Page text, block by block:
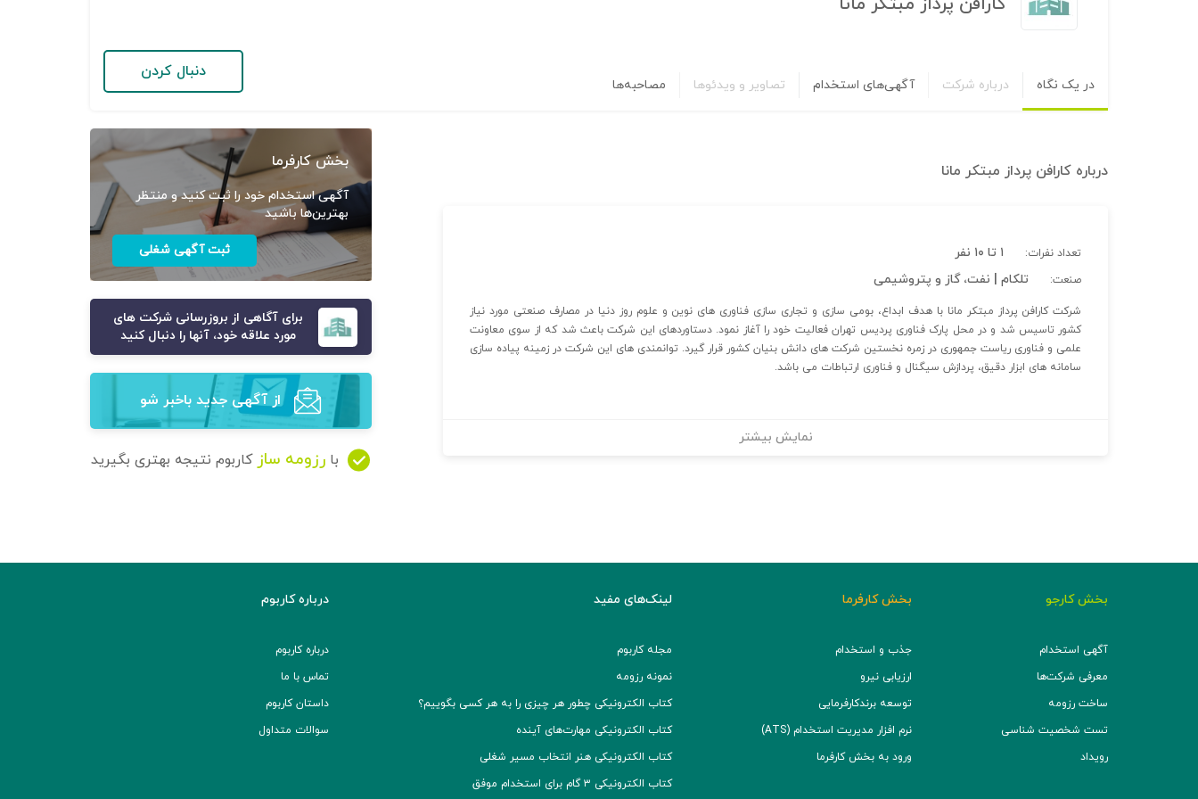
در یک نگاه درباره شرکت آگهی‌های استخدام تصاویر و ویدئوها مصاحبه‌ها
دنبال کردن
درباره کارافن پرداز مبتکر مانا
تعداد نفرات: ۱ تا ۱۰ نفر
صنعت: تلکام | نفت، گاز و پتروشیمی
شرکت کارافن پرداز مبتکر مانا با هدف ابداع، بومی سازی و تجاری سازی فناوری های نوین و علوم روز دنیا در مصارف صنعتی مورد نیاز
کشور تاسیس شد و در محل پارک فناوری پردیس تهران فعالیت خود را آغاز نمود. دستاوردهای این شرکت باعث شد که از سوی معاونت
علمی و فناوری ریاست جمهوری در زمره نخستین شرکت های دانش بنیان کشور قرار گیرد. توانمندی های این شرکت در زمینه پیاده سازی
سامانه های ابزار دقیق، پردازش سیگنال و فناوری ارتباطات می باشد.
نمایش بیشتر
بخش کارفرما
آگهی استخدام خود را ثبت کنید و منتظر
بهترین‌ها باشید
ثبت آگهی شغلی
برای آگاهی از بروزرسانی شرکت های
مورد علاقه خود، آنها را دنبال کنید
از آگهی‌ جدید باخبر شو
با رزومه ساز کاربوم نتیجه بهتری بگیرید
بخش کارجو
آگهی استخدام
معرفی شرکت‌ها
ساخت رزومه
تست شخصیت شناسی
رویداد
بخش کارفرما
جذب و استخدام
ارزیابی نیرو
توسعه برند‌کارفرمایی
نرم افزار مدیریت استخدام (ATS)
ورود به بخش کارفرما
لینک‌های مفید
مجله کاربوم
نمونه رزومه
کتاب الکترونیکی چطور هر چیزی را به هر کسی بگوییم؟
کتاب الکترونیکی مهارت‌های آینده
کتاب الکترونیکی هنر انتخاب مسیر شغلی
کتاب الکترونیکی ۳ گام برای استخدام موفق
درباره کاربوم
درباره کاربوم
تماس با ما
داستان کاربوم
سوالات متداول